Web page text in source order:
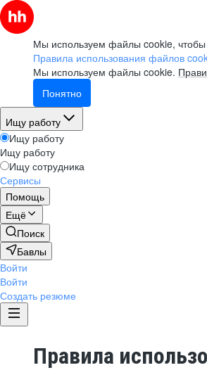
Мы используем файлы cookie, чтобы
Правила использования файлов
Мы используем файлы cookie.
Понятно
Ищу работу
Ищу работу
Ищу работу
Ищу сотрудника
Сервисы
Помощь
Ещё
Поиск
Бавлы
Войти
Войти
Создать резюме
Правила